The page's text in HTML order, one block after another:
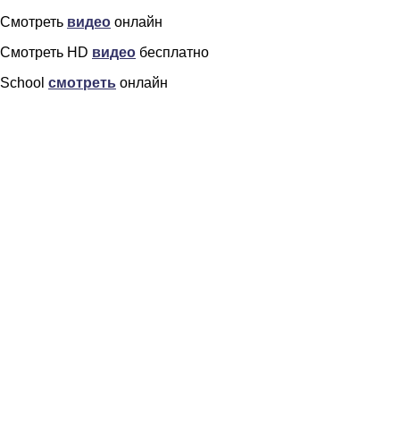
Смотреть видео онлайн
Смотреть HD видео бесплатно
School смотреть онлайн